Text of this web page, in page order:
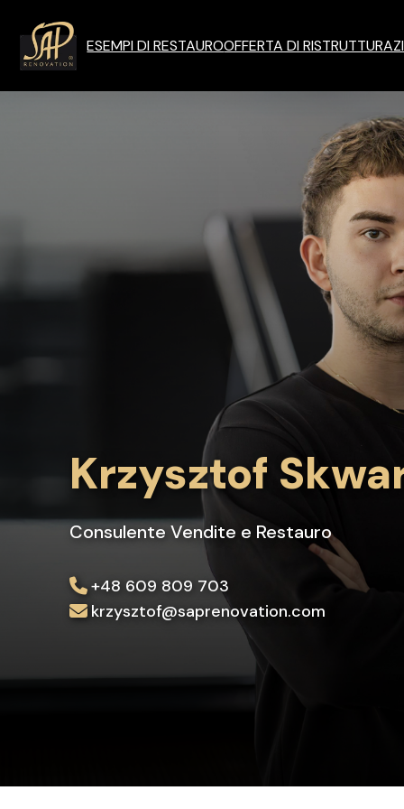
ESEMPI DI RESTAUROOFFERTA DI
Krzysztof
Consulente Vendite e Restauro
+48 609 809 703
krzysztof@saprenovation.com